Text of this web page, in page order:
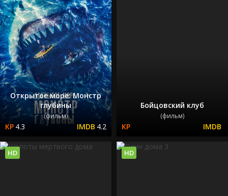
Открытое море: Монстр
глубины
(фильм)
4.3 4.2
Бойцовский клуб
(фильм)
HD HD